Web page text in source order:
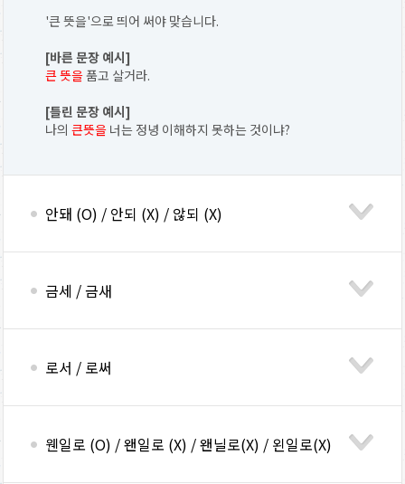
'큰 뜻을'으로 띄어 써야 맞습니다.
[바른 문장 예시]
큰 뜻을품고 살거라.
[틀린 문장 예시]
나의 큰뜻을 너는 정녕 이해하지 못하는 것이냐?
안돼 (O) / 안되 (X) / 않되 (X)
금세 / 금새
로서 / 로써
웬일로 (O) / 왠일로 (X) / 왠닐로(X) / 왼일로(X)